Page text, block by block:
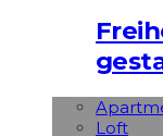
Loft